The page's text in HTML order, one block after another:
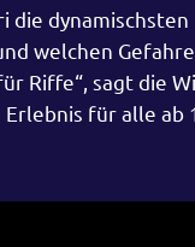
die
welchen
Riffe“, sagt die
Erlebnis für alle ab